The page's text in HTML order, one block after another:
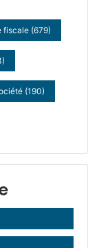
fiscale (679)
(190)